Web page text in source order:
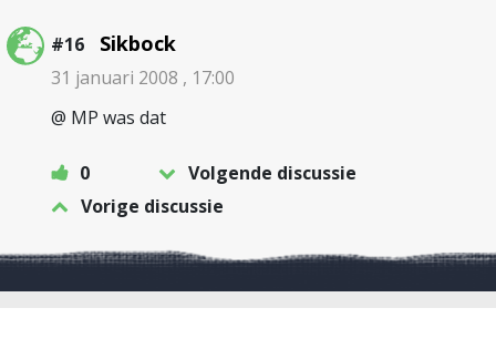
#16 Sikbock
31 januari 2008 , 17:00
@ MP was dat
0
Volgende discussie
Vorige discussie